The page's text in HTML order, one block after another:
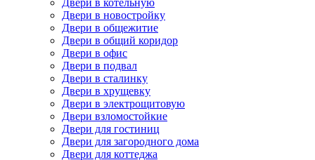
Двери в котельную
Двери в новостройку
Двери в общежитие
Двери в общий коридор
Двери в офис
Двери в подвал
Двери в сталинку
Двери в хрущевку
Двери в электрощитовую
Двери взломостойкие
Двери для гостиниц
Двери для загородного дома
Двери для коттеджа